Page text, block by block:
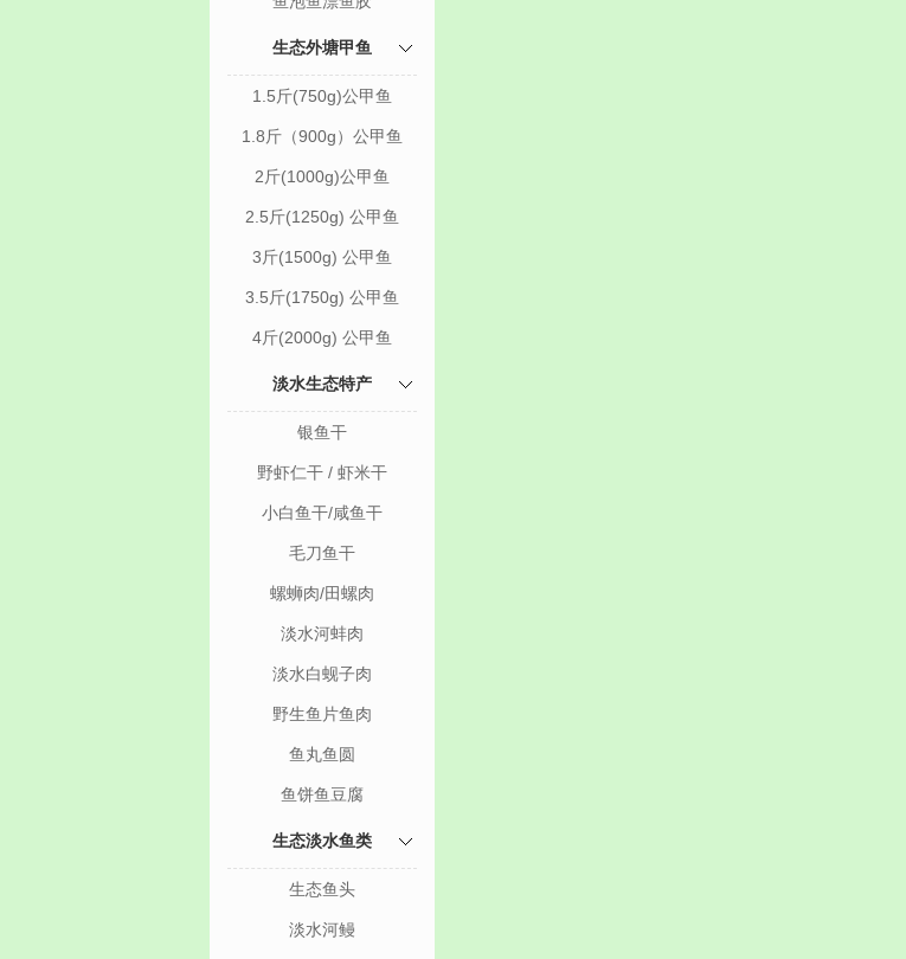
生态外塘甲鱼
1.5斤(750g)公甲鱼
1.8斤（900g）公甲鱼
2斤(1000g)公甲鱼
2.5斤(1250g) 公甲鱼
3斤(1500g) 公甲鱼
3.5斤(1750g) 公甲鱼
4斤(2000g) 公甲鱼
淡水生态特产
银鱼干
野虾仁干 / 虾米干
小白鱼干/咸鱼干
毛刀鱼干
螺蛳肉/田螺肉
淡水河蚌肉
淡水白蚬子肉
野生鱼片鱼肉
鱼丸鱼圆
鱼饼鱼豆腐
生态淡水鱼类
生态鱼头
淡水河鳗